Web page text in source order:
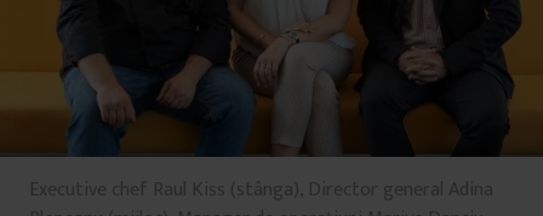
Executive chef Raul Kiss (stânga), Director general Adina